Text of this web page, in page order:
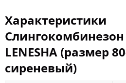
Характеристики
LENESHA (размер
сиреневый)